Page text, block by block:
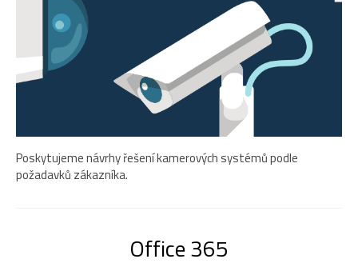
Poskytujeme návrhy řešení kamerových systémů podle
požadavků zákazníka.
Office 365